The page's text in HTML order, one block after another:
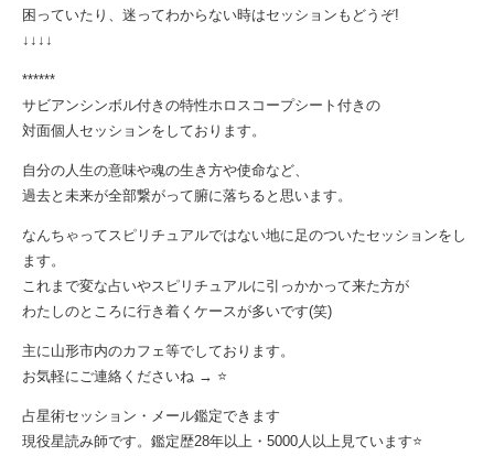
困っていたり、迷ってわからない時はセッションもどうぞ!
↓↓↓↓
******
サビアンシンボル付きの特性ホロスコープシート付きの
対面個人セッションをしております。
自分の人生の意味や魂の生き方や使命など、
過去と未来が全部繋がって腑に落ちると思います。
なんちゃってスピリチュアルではない地に足のついたセッションをし
ます。
これまで変な占いやスピリチュアルに引っかかって来た方が
わたしのところに行き着くケースが多いです(笑)
主に山形市内のカフェ等でしております。
お気軽にご連絡くださいね → ⭐️
占星術セッション・メール鑑定できます
現役星読み師です。鑑定歴28年以上・5000人以上見ています⭐️